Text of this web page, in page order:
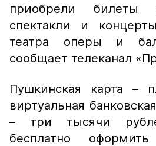
приобрели билеты
спектакли и
театра оперы и
сообщает телеканал
Пушкинская карта –
виртуальная
– три тысячи
бесплатно